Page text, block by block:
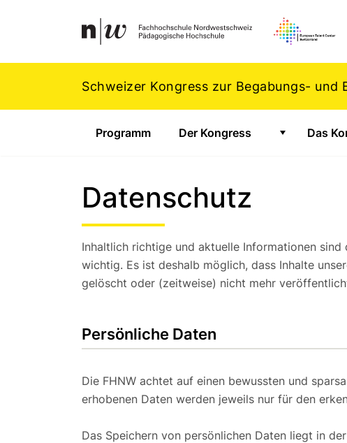
Navigation
Schweizer Kongress zur Begabungs-
Programm Der Kongress
Zeige
Das
Datenschutz
Inhaltlich richtige und aktuelle Informationen
wichtig. Es ist deshalb möglich, dass Inhalte
gelöscht oder (zeitweise) nicht mehr
Persönliche Daten
Die FHNW achtet auf einen bewussten und
erhobenen Daten werden jeweils nur für den
Das Speichern von persönlichen Daten liegt in
Footer